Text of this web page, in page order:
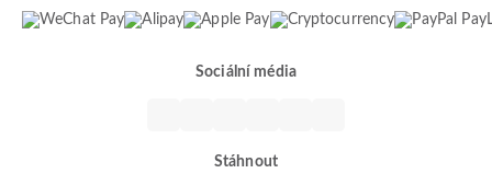
Sociální média
Stáhnout